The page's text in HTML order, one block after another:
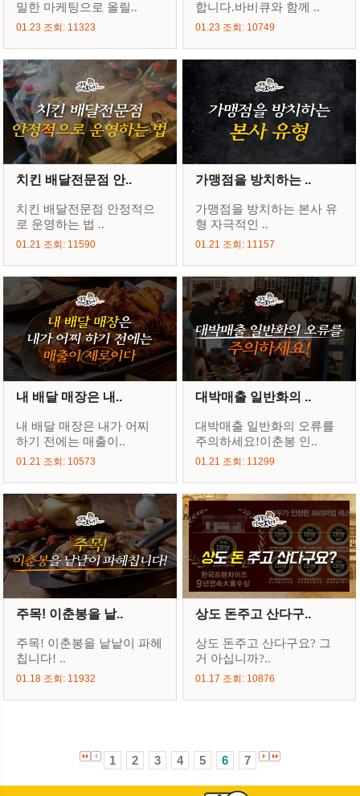
밀한 마케팅으로 올릴..
01.23 조회: 11323
합니다.바비큐와 함께 ..
01.23 조회: 10749
치킨 배달전문점 안..
치킨 배달전문점 안정적으
로 운영하는 법 ..
01.21 조회: 11590
가맹점을 방치하는 ..
가맹점을 방치하는 본사 유
형 자극적인 ..
01.21 조회: 11157
내 배달 매장은 내..
내 배달 매장은 내가 어찌
하기 전에는 매출이..
01.21 조회: 10573
대박매출 일반화의 ..
대박매출 일반화의 오류를
주의하세요!이춘봉 인..
01.21 조회: 11299
주목! 이춘봉을 낱..
주목! 이춘봉을 낱낱이 파헤
칩니다! ..
01.18 조회: 11932
상도 돈주고 산다구..
상도 돈주고 산다구요? 그
거 아십니까?..
01.17 조회: 10876
1 2 3 4 5 6 7